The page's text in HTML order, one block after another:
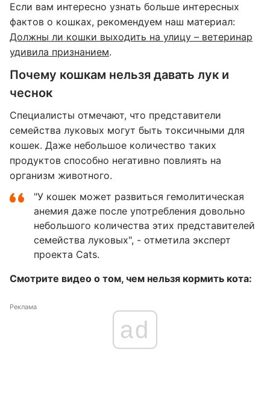
Если вам интересно узнать больше интересных
фактов о кошках, рекомендуем наш материал:
Должны ли кошки выходить на улицу – ветеринар
удивила признанием.
Почему кошкам нельзя давать лук и
чеснок
Специалисты отмечают, что представители
семейства луковых могут быть токсичными для
кошек. Даже небольшое количество таких
продуктов способно негативно повлиять на
организм животного.
"У кошек может развиться гемолитическая
анемия даже после употребления довольно
небольшого количества этих представителей
семейства луковых", - отметила эксперт
проекта Cats.
Смотрите видео о том, чем нельзя кормить кота:
Реклама
ad